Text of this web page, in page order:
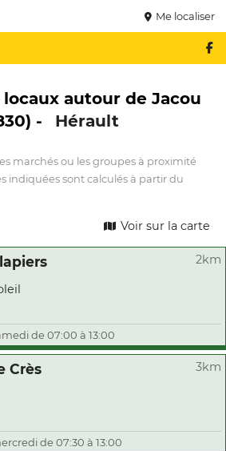
Me localiser
autour de Jacou
-
Hérault
marchés ou les groupes à proximité
indiquées sont calculés à partir du
Voir sur la carte
2km
de 07:00 à 13:00
Crès 3km
de 07:30 à 13:00